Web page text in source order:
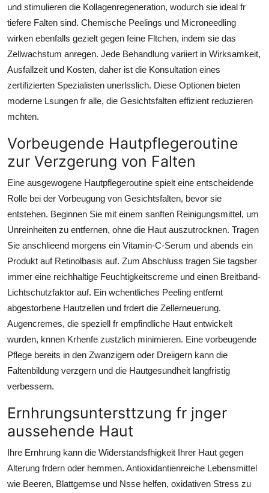
und stimulieren die Kollagenregeneration, wodurch sie ideal fr
tiefere Falten sind. Chemische Peelings und Microneedling
wirken ebenfalls gezielt gegen feine Fltchen, indem sie das
Zellwachstum anregen. Jede Behandlung variiert in Wirksamkeit,
Ausfallzeit und Kosten, daher ist die Konsultation eines
zertifizierten Spezialisten unerlsslich. Diese Optionen bieten
moderne Lsungen fr alle, die Gesichtsfalten effizient reduzieren
mchten.
Vorbeugende Hautpflegeroutine
zur Verzgerung von Falten
Eine ausgewogene Hautpflegeroutine spielt eine entscheidende
Rolle bei der Vorbeugung von Gesichtsfalten, bevor sie
entstehen. Beginnen Sie mit einem sanften Reinigungsmittel, um
Unreinheiten zu entfernen, ohne die Haut auszutrocknen. Tragen
Sie anschlieend morgens ein Vitamin-C-Serum und abends ein
Produkt auf Retinolbasis auf. Zum Abschluss tragen Sie tagsber
immer eine reichhaltige Feuchtigkeitscreme und einen Breitband-
Lichtschutzfaktor auf. Ein wchentliches Peeling entfernt
abgestorbene Hautzellen und frdert die Zellerneuerung.
Augencremes, die speziell fr empfindliche Haut entwickelt
wurden, knnen Krhenfe zustzlich minimieren. Eine vorbeugende
Pflege bereits in den Zwanzigern oder Dreiigern kann die
Faltenbildung verzgern und die Hautgesundheit langfristig
verbessern.
Ernhrungsuntersttzung fr jnger
aussehende Haut
Ihre Ernhrung kann die Widerstandsfhigkeit Ihrer Haut gegen
Alterung frdern oder hemmen. Antioxidantienreiche Lebensmittel
wie Beeren, Blattgemse und Nsse helfen, oxidativen Stress zu